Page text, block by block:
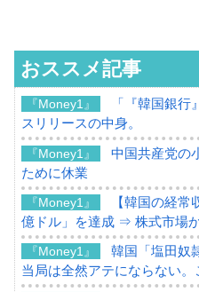
おススメ記事
『Money1』
「『韓国銀
スリリースの中身。
『Money1』
中国共産党の
ために休業
『Money1』
【韓国の経
億ドル」を達成 ⇒ 株式市場
『Money1』
韓国「塩田奴
当局は全然アテにならない